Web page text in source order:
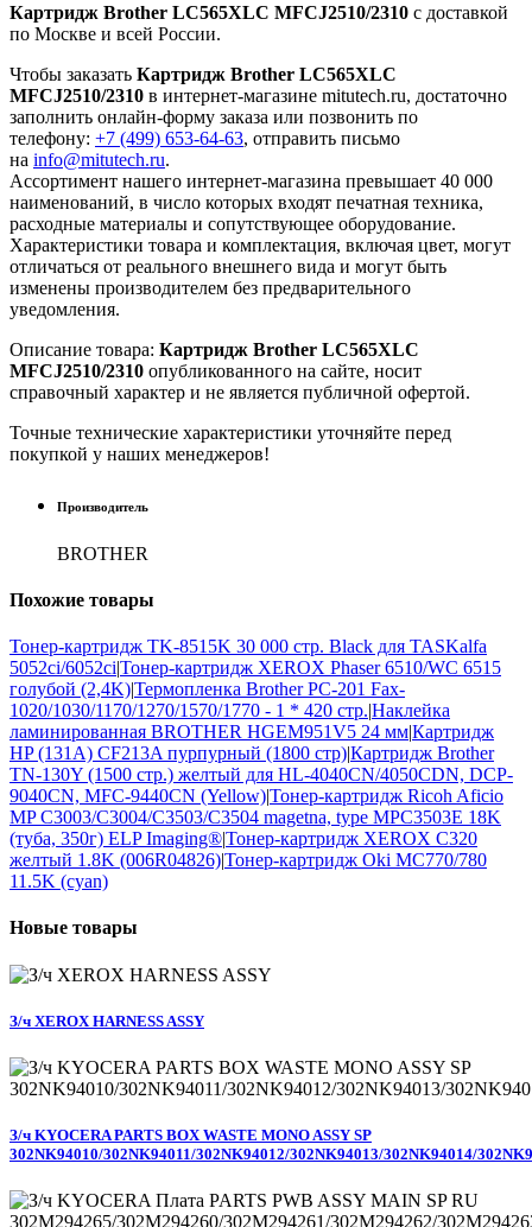
Картридж Brother LC565XLC MFCJ2510/2310 с доставкой
по Москве и всей России.
Чтобы заказать Картридж Brother LC565XLC
MFCJ2510/2310 в интернет-магазине mitutech.ru, достаточно
заполнить онлайн-форму заказа или позвонить по
телефону: +7 (499) 653-64-63, отправить письмо
на info@mitutech.ru.
Ассортимент нашего интернет-магазина превышает 40 000
наименований, в число которых входят печатная техника,
расходные материалы и сопутствующее оборудование.
Характеристики товара и комплектация, включая цвет, могут
отличаться от реального внешнего вида и могут быть
изменены производителем без предварительного
уведомления.
Описание товара: Картридж Brother LC565XLC
MFCJ2510/2310 опубликованного на сайте, носит
справочный характер и не является публичной офертой.
Точные технические характеристики уточняйте перед
покупкой у наших менеджеров!
Производитель
BROTHER
Похожие товары
Тонер-картридж TK-8515K 30 000 стр. Black для TASKalfa
5052ci/6052ci|Тонер-картридж XEROX Phaser 6510/WC 6515
голубой (2,4K)|Термопленка Brother PC-201 Fax-
1020/1030/1170/1270/1570/1770 - 1 * 420 стр.|Наклейка
ламинированная BROTHER HGEM951V5 24 мм|Картридж
HP (131A) CF213A пурпурный (1800 стр)|Картридж Brother
TN-130Y (1500 стр.) желтый для HL-4040CN/4050CDN, DCP-
9040CN, MFC-9440CN (Yellow)|Тонер-картридж Ricoh Aficio
MP C3003/C3004/C3503/C3504 magetna, type MPC3503E 18K
(туба, 350г) ELP Imaging®|Тонер-картридж XEROX C320
желтый 1.8K (006R04826)|Тонер-картридж Oki MC770/780
11.5K (cyan)
Новые товары
З/ч XEROX HARNESS ASSY
З/ч KYOCERA PARTS BOX WASTE MONO ASSY SP
302NK94010/302NK94011/302NK94012/302NK94013/302NK94014/